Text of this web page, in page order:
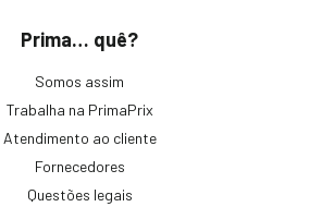
Prima… quê?
Somos assim
Trabalha na PrimaPrix
Atendimento ao cliente
Fornecedores
Questões legais